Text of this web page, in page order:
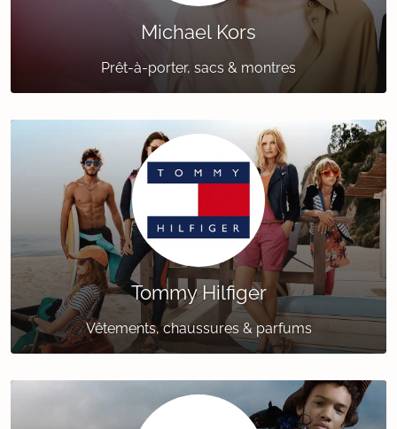
Michael Kors
Prêt-à-porter, sacs & montres
Tommy Hilfiger
Vêtements, chaussures & parfums